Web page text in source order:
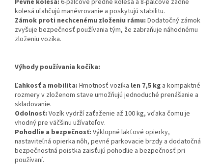
Pevné kolesá: 6-palcové predné kolesá a 8-palcové zadné
kolesá uľahčujú manévrovanie a poskytujú stabilitu.
Zámok proti nechcenému zloženiu rámu: Dodatočný zámok
zvyšuje bezpečnosť používania tým, že zabraňuje náhodnému
zloženiu vozíka.
Výhody používania kočíka:
Ľahkosť a mobilita: Hmotnosť vozíka len 7,5 kg a kompaktné
rozmery v zloženom stave umožňujú jednoduché prenášanie a
skladovanie.
Odolnosť: Vozík vydrží zaťaženie až 100 kg, vďaka čomu je
vhodný pre väčšinu užívateľov.
Pohodlie a bezpečnosť: Výklopné lakťové opierky,
nastaviteľná opierka nôh, pevné parkovacie brzdy a dodatočná
bezpečnostná poistka zaisťujú pohodlie a bezpečnosť pri
používaní.